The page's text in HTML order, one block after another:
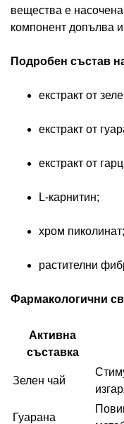
вещества е
компонент допълва
Подробен състав
екстракт от
екстракт от
екстракт от
L-карнитин;
хром пиколинат;
растителни
Фармакологични
Активна
съставка
Зелен чай
Гуарана